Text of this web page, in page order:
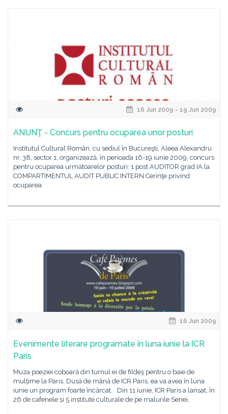
16 Jun 2009 - 19 Jun 2009
ANUNŢ - Concurs pentru ocuparea unor posturi
Institutul Cultural Român, cu sediul în Bucureşti, Aleea Alexandru
nr. 38, sector 1, organizează, în perioada 16-19 iunie 2009, concurs
pentru ocuparea următoarelor posturi: 1 post AUDITOR grad IA la
COMPARTIMENTUL AUDIT PUBLIC INTERN Cerinţe privind
ocuparea
16 Jun 2009
Evenimente literare programate în luna iunie la ICR
Paris
Muza poeziei coboară din turnul ei de fildeş pentru o baie de
mulțime la Paris. Dusă de mână de ICR Paris, ea va avea în luna
iunie un program foarte încărcat. Din 11 iunie, ICR Paris a lansat, în
26 de cafenele și 5 institute culturale de pe malurile Senei,